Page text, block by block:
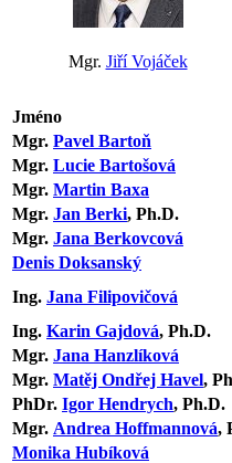
Mgr. Jiří Vojáček
Jméno
Mgr. Pavel Bartoň
Mgr. Lucie Bartošová
Mgr. Martin Baxa
Mgr. Jan Berki, Ph.D.
Mgr. Jana Berkovcová
Denis Doksanský
Ing. Jana Filipovičová
Ing. Karin Gajdová, Ph.D.
Mgr. Jana Hanzlíková
Mgr. Matěj Ondřej Havel,
PhDr. Igor Hendrych, Ph.D.
Mgr. Andrea Hoffmannová,
Monika Hubíková